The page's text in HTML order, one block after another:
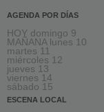
AGENDA POR DÍAS
HOY domingo 9
MAÑANA lunes 10
martes 11
miércoles 12
jueves 13
viernes 14
sábado 15
ESCENA LOCAL